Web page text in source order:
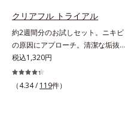
クリアフル トライアル
約2週間分のお試しセット。ニキビ
の原因にアプローチ。清潔な垢抜け
肌(*1)へ。「ニキビをくり返してし
まう」「毛穴目立ちが気になる」
「マスク生活であごや口まわりのニ
税込1,320円
（4.34 / 119件）